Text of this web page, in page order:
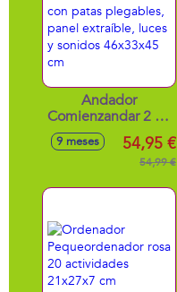
Andador
Comienzandar 2 en
1 con patas
plegables, panel
extraíble, luces y
9 meses 54,95 €
54,99 €